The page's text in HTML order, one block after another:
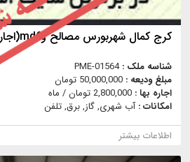
كرج كمال شهربورس مصالح وmdf(اجاره وفروش)
شناسه ملک :PME-01564
مبلغ ودیعه : 50,000,000 تومان
اجاره بها : 2,800,000 تومان / ماه
امکانات :آب شهری, گاز, برق, تلفن
اطلاعات بیشتر